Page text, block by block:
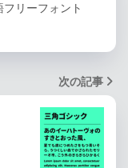
リーフォント
次の記事